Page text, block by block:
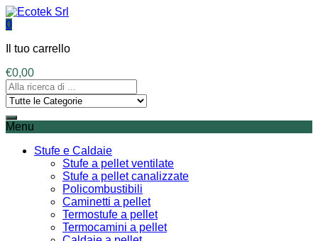
0
Il tuo carrello
€0,00
Menu
Stufe e Caldaie
Stufe a pellet ventilate
Stufe a pellet canalizzate
Policombustibili
Caminetti a pellet
Termostufe a pellet
Termocamini a pellet